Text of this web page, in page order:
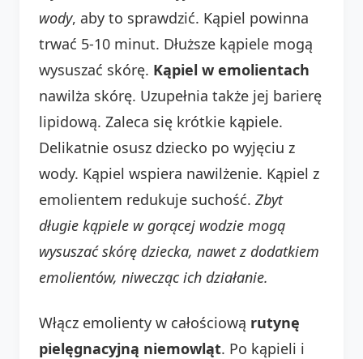
wody, aby to sprawdzić. Kąpiel powinna
trwać 5-10 minut. Dłuższe kąpiele mogą
wysuszać skórę. Kąpiel w emolientach
nawilża skórę. Uzupełnia także jej barierę
lipidową. Zaleca się krótkie kąpiele.
Delikatnie osusz dziecko po wyjęciu z
wody. Kąpiel wspiera nawilżenie. Kąpiel z
emolientem redukuje suchość. Zbyt
długie kąpiele w gorącej wodzie mogą
wysuszać skórę dziecka, nawet z dodatkiem
emolientów, niwecząc ich działanie.
Włącz emolienty w całościową rutynę
pielęgnacyjną niemowląt. Po kąpieli i